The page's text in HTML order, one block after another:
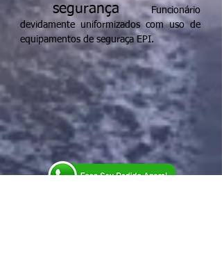
segurançaFuncionário
devidamente uniformizados com uso de
equipamentos de seguraça EPI.